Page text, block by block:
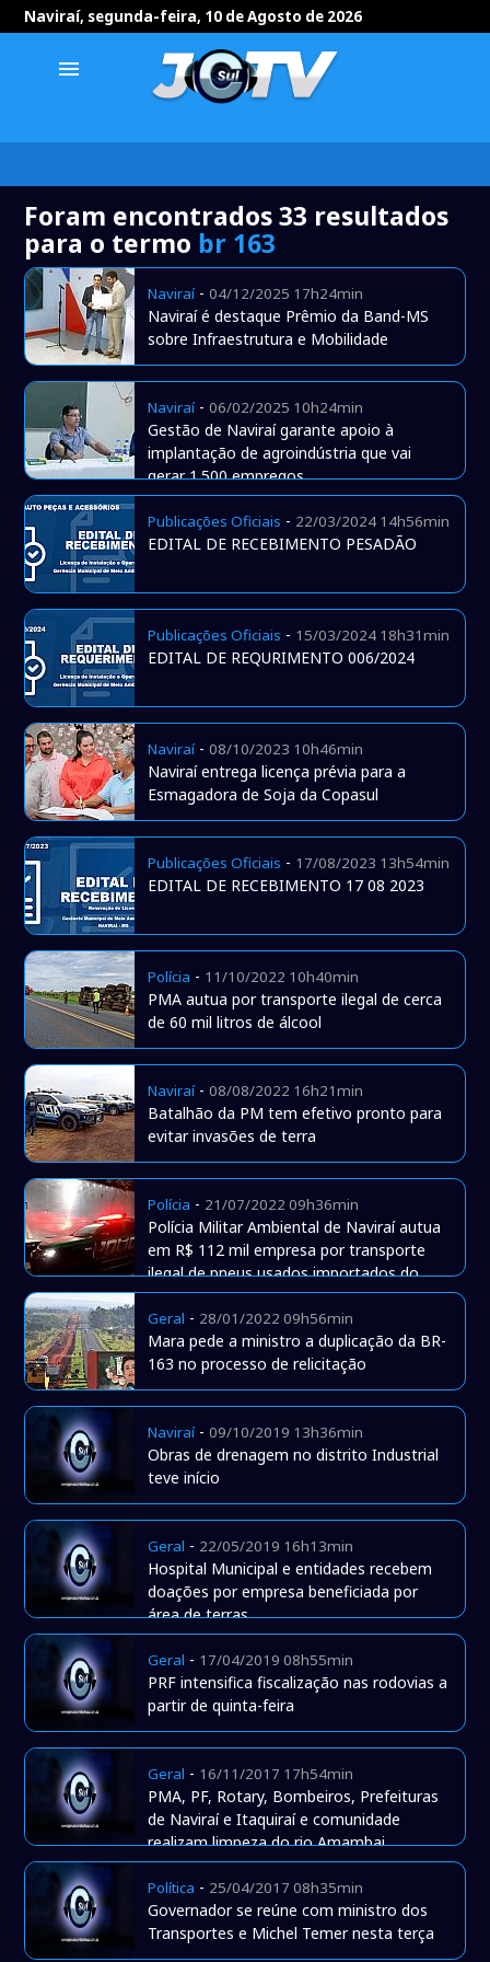
Naviraí, segunda-feira, 10 de Agosto de 2026
menu
Foram encontrados 33 resultados
para o termo br 163
Naviraí-04/12/2025 17h24min
Naviraí é destaque Prêmio da Band-MS
sobre Infraestrutura e Mobilidade
Naviraí-06/02/2025 10h24min
Gestão de Naviraí garante apoio à
implantação de agroindústria que vai
gerar 1.500 empregos
Publicações Oficiais - 22/03/2024 14h56min
EDITAL DE RECEBIMENTO PESADÃO
Publicações Oficiais - 15/03/2024 18h31min
EDITAL DE REQURIMENTO 006/2024
Naviraí-08/10/2023 10h46min
Naviraí entrega licença prévia para a
Esmagadora de Soja da Copasul
Publicações Oficiais - 17/08/2023 13h54min
EDITAL DE RECEBIMENTO 17 08 2023
Polícia - 11/10/2022 10h40min
PMA autua por transporte ilegal de cerca
de 60 mil litros de álcool
Naviraí-08/08/2022 16h21min
Batalhão da PM tem efetivo pronto para
evitar invasões de terra
Polícia - 21/07/2022 09h36min
Polícia Militar Ambiental de Naviraí autua
em R$ 112 mil empresa por transporte
ilegal de pneus usados importados do
Paraguai
Geral - 28/01/2022 09h56min
Mara pede a ministro a duplicação da BR-
163 no processo de relicitação
Naviraí-09/10/2019 13h36min
Obras de drenagem no distrito Industrial
teve início
Geral - 22/05/2019 16h13min
Hospital Municipal e entidades recebem
doações por empresa beneficiada por
área de terras.
Geral - 17/04/2019 08h55min
PRF intensifica fiscalização nas rodovias a
partir de quinta-feira
Geral - 16/11/2017 17h54min
PMA, PF, Rotary, Bombeiros, Prefeituras
de Naviraí e Itaquiraí e comunidade
realizam limpeza do rio Amambai
Política - 25/04/2017 08h35min
Governador se reúne com ministro dos
Transportes e Michel Temer nesta terça